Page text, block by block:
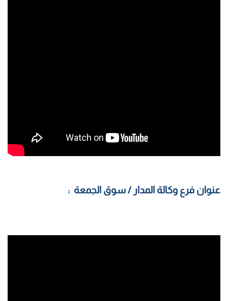
عنوان فرع وكالة المدار / سوق الجمعة :